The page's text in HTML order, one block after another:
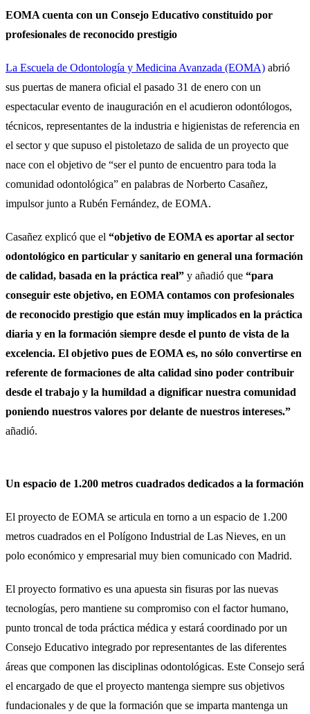
EOMA cuenta con un Consejo Educativo constituido por
profesionales de reconocido prestigio
La Escuela de Odontología y Medicina Avanzada (EOMA) abrió
sus puertas de manera oficial el pasado 31 de enero con un
espectacular evento de inauguración en el acudieron odontólogos,
técnicos, representantes de la industria e higienistas de referencia en
el sector y que supuso el pistoletazo de salida de un proyecto que
nace con el objetivo de “ser el punto de encuentro para toda la
comunidad odontológica” en palabras de Norberto Casañez,
impulsor junto a Rubén Fernández, de EOMA.
Casañez explicó que el “objetivo de EOMA es aportar al sector
odontológico en particular y sanitario en general una formación
de calidad, basada en la práctica real” y añadió que “para
conseguir este objetivo, en EOMA contamos con profesionales
de reconocido prestigio que están muy implicados en la práctica
diaria y en la formación siempre desde el punto de vista de la
excelencia. El objetivo pues de EOMA es, no sólo convertirse en
referente de formaciones de alta calidad sino poder contribuir
desde el trabajo y la humildad a dignificar nuestra comunidad
poniendo nuestros valores por delante de nuestros intereses.”
añadió.
Un espacio de 1.200 metros cuadrados dedicados a la formación
El proyecto de EOMA se articula en torno a un espacio de 1.200
metros cuadrados en el Polígono Industrial de Las Nieves, en un
polo económico y empresarial muy bien comunicado con Madrid.
El proyecto formativo es una apuesta sin fisuras por las nuevas
tecnologías, pero mantiene su compromiso con el factor humano,
punto troncal de toda práctica médica y estará coordinado por un
Consejo Educativo integrado por representantes de las diferentes
áreas que componen las disciplinas odontológicas. Este Consejo será
el encargado de que el proyecto mantenga siempre sus objetivos
fundacionales y de que la formación que se imparta mantenga un